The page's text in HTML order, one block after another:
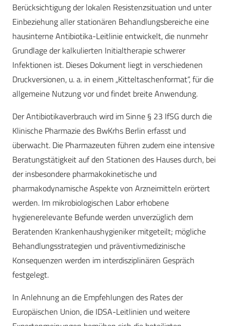
Berücksichtigung der lokalen Resistenzsituation und unter
Einbeziehung aller stationären Behandlungsbereiche eine
hausinterne Antibiotika-Leitlinie entwickelt, die nunmehr
Grundlage der kalkulierten Initialtherapie schwerer
Infektionen ist. Dieses Dokument liegt in verschiedenen
Druckversionen, u. a. in einem „Kitteltaschenformat“, für die
allgemeine Nutzung vor und findet breite Anwendung.
Der Antibiotikaverbrauch wird im Sinne § 23 IfSG durch die
Klinische Pharmazie des BwKrhs Berlin erfasst und
überwacht. Die Pharmazeuten führen zudem eine intensive
Beratungstätigkeit auf den Stationen des Hauses durch, bei
der insbesondere pharmakokinetische und
pharmakodynamische Aspekte von Arzneimitteln erörtert
werden. Im mikrobiologischen Labor erhobene
hygienerelevante Befunde werden unverzüglich dem
Beratenden Krankenhaushygieniker mitgeteilt; mögliche
Behandlungsstrategien und präventivmedizinische
Konsequenzen werden im interdisziplinären Gespräch
festgelegt.
In Anlehnung an die Empfehlungen des Rates der
Europäischen Union, die IDSA-Leitlinien und weitere